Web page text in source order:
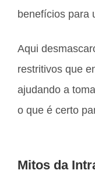
benefícios para
Aqui
restritivos que
ajudando a
o que é certo
Mitos da